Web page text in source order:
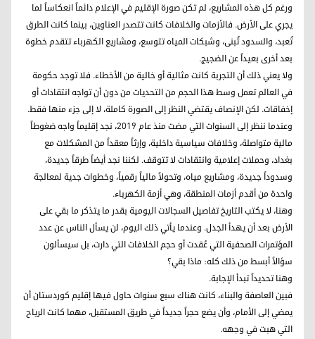
ورغم كل هذه المشاريع، لم تكن صورة الإقليم في الإعلام دائماً انعكاساً لما
يجري على الأرض. فالأزمات والخلافات كانت تتصدر العناوين، بينما كانت الطرق
تُعبد، والسدود تُبنى، وشبكات المياه تتوسع، ومشاريع الكهرباء تتقدم خطوة
بعد أخرى بعيداً عن الضجيج.
ولا يعني ذلك أن التجربة كانت مثالية أو خالية من الأخطاء. فلا توجد حكومة
في العالم تعمل وسط هذا الحجم من التحديات من دون أن تواجه انتقادات أو
إخفاقات. لكن الإنصاف يقتضي النظر إلى الصورة كاملة، لا إلى جزء منها فقط.
وعندما ننظر إلى السنوات التي مضت منذ عام 2019، نجد إقليماً واجه ضغوطاً
مالية متواصلة، وخلافات سياسية داخلية، وإرثاً معقداً من المشكلات مع
بغداد، وحملات إعلامية وانتقادات لا تتوقف. لكننا نجد أيضاً طرقاً جديدة،
وسدوداً جديدة، ومشاريع مياه، وتحولاً مالياً رقمياً، وخطوات جدية لمعالجة
واحدة من أقدم أزمات المنطقة، وهي أزمة الكهرباء.
وهنا، لا يكتب التاريخ تفاصيل السجالات اليومية بقدر ما يتذكر ما بقي على
الأرض بعد أن يهدأ الجدل. وعندما يأتي ذلك اليوم، لن يسأل الناس عن عدد
المؤتمرات الصحفية التي عُقدت أو حجم الخلافات التي دارت، بل سيسألون
سؤالاً أبسط من ذلك كله: ماذا بقي؟
وهنا تحديداً تبدأ الإجابة.
فبين العاصفة والبناء، كانت هناك سبع سنوات حاول فيها إقليم كوردستان أن
يمضي إلى الأمام، وأن يضع حجراً جديداً في طريق المستقبل، مهما كانت الرياح
التي هبت في وجهه.